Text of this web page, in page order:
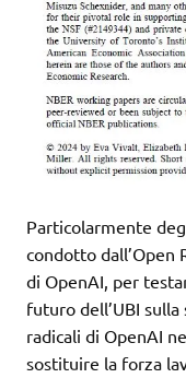
Particolarmente
condotto dall’Open
di OpenAI, per
futuro dell’UBI
radicali di OpenAI
sostituire la forza